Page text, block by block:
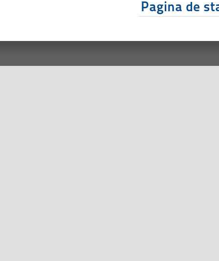
Pagina de